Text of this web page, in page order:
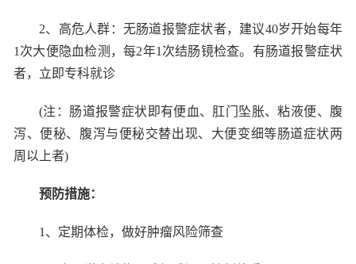
2、高危人群：无肠道报警症状者，建议40岁开始每年
1 次大便隐血检测，每2年1 次结肠镜检查。有肠道报警症状
者，立即专科就诊
(注：肠道报警症状即有便血、肛门坠胀、粘液便、腹
泻、便秘、腹泻与便秘交替出现、大便变细等肠道症状两
周以上者)
预防措施：
1 、定期体检，做好肿瘤风险筛查